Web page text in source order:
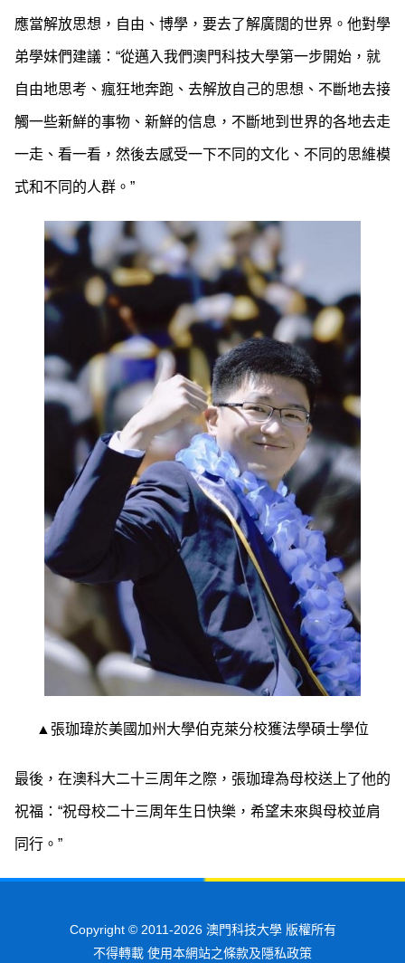
應當解放思想，自由、博學，要去了解廣闊的世界。他對學
弟學妹們建議：“從邁入我們澳門科技大學第一步開始，就
自由地思考、瘋狂地奔跑、去解放自己的思想、不斷地去接
觸一些新鮮的事物、新鮮的信息，不斷地到世界的各地去走
一走、看一看，然後去感受一下不同的文化、不同的思維模
式和不同的人群。”
▲張珈瑋於美國加州大學伯克萊分校獲法學碩士學位
最後，在澳科大二十三周年之際，張珈瑋為母校送上了他的
祝福：“祝母校二十三周年生日快樂，希望未來與母校並肩
同行。”
Copyright © 2011-2026 澳門科技大學 版權所有
不得轉載 使用本網站之條款及隱私政策